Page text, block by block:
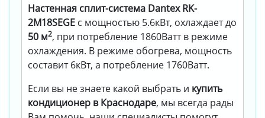
Настенная сплит-система Dantex RK-
2M18SEGE с мощностью 5.6кВт, охлаждает до
50 м2, при потребление 1860Ватт в режиме
охлаждения. В режиме обогрева, мощность
составит 6кВт, а потребление 1760Ватт.
Если вы не знаете какой выбрать и купить
кондиционер в Краснодаре, мы всегда рады